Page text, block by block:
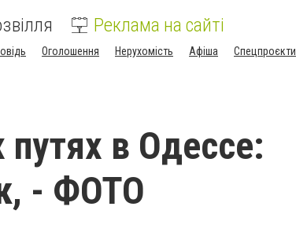
Реклама на сайті
Оголошення Нерухомість Афіша Спецпроєкти
в Одессе:
- ФОТО